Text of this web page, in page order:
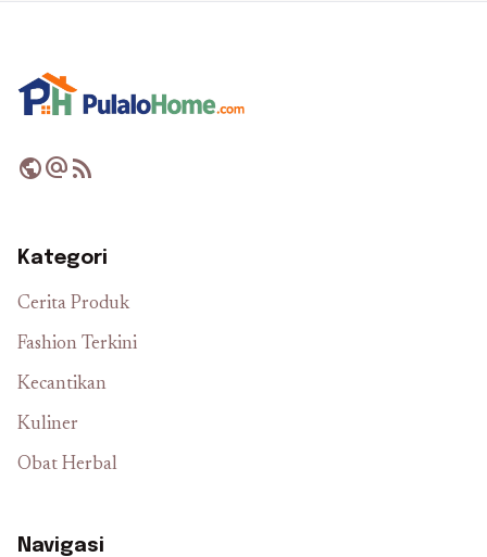
publicalternate_emailrss_feed
Kategori
Cerita Produk
Fashion Terkini
Kecantikan
Kuliner
Obat Herbal
Navigasi